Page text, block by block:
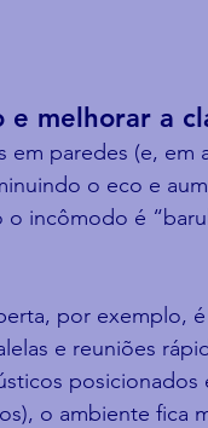
e melhorar a
em paredes (e, em
o eco e
incômodo é
por exemplo,
e reuniões
posicionados
o ambiente fica